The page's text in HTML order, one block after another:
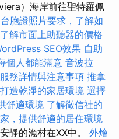
）海岸前往聖特羅佩
台胞證照片要求，了解如
解市面上助聽器的價格
SEO效果 自助
個人都能滿意 音波拉
務詳情與注意事項 推拿
造乾淨的家居環境 選擇
舒適環境 了解徵信社的
，提供舒適的居住環境
靜的漁村在XX中。 外燴